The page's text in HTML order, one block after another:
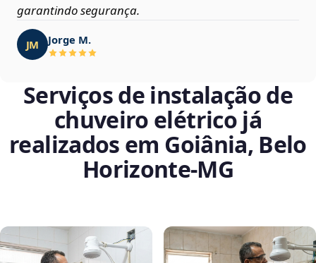
garantindo segurança.
JM Jorge M.
Serviços de instalação de
chuveiro elétrico já
realizados em Goiânia, Belo
Horizonte‑MG